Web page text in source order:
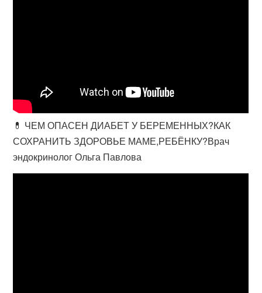
💊 ЧЕМ ОПАСЕН ДИАБЕТ У БЕРЕМЕННЫХ?КАК
СОХРАНИТЬ ЗДОРОВЬЕ МАМЕ,РЕБЁНКУ?Врач
эндокринолог Ольга Павлова